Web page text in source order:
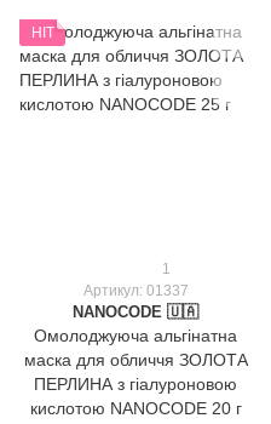
HIT
1
Артикул: 01337
NANOCODE 🇺🇦
Омолоджуюча альгінатна
маска для обличчя ЗОЛОТА
ПЕРЛИНА з гіалуроновою
кислотою NANOCODE 20 г